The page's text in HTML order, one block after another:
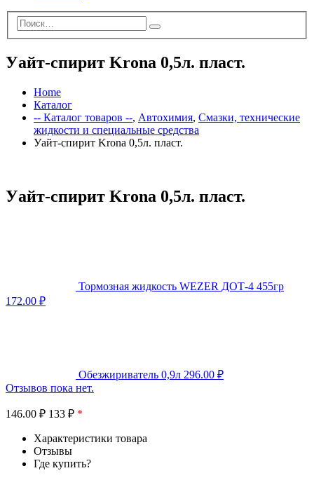
Уайт-спирит Krona 0,5л. пласт.
Home
Каталог
-- Каталог товаров --, Автохимия, Смазки, технические
жидкости и специальные средства
Уайт-спирит Krona 0,5л. пласт.
Уайт-спирит Krona 0,5л. пласт.
Тормозная жидкость WEZER ДОТ-4 455гр
172.00 ₽
Обезжириватель 0,9л 296.00 ₽
Отзывов пока нет.
146.00 ₽ 133 ₽ *
Характеристики товара
Отзывы
Где купить?